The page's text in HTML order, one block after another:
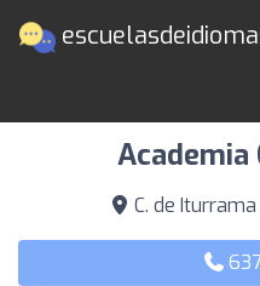
Escuelas de
C. de